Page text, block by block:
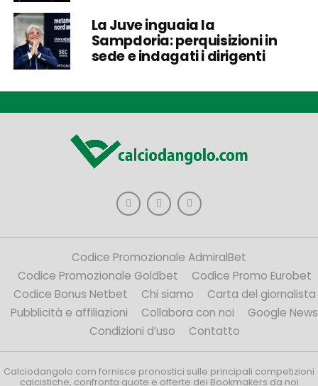
La Juve inguaia la
Sampdoria: perquisizioni in
sede e indagati i dirigenti
Codice Promozionale AdmiralBet
Codice Promozionale Goldbet
Codice Promo Eurobet
Codice Bonus Netbet
Chi siamo
Carta del giornalista
Pubblicità e affiliazioni
Collabora con noi
Google News
Condizioni d’uso
Contatto
Calciodangolo.com fornisce pronostici sulle principali competizioni
calcistiche, confronta quote e offerte dei Bookmakers da noi